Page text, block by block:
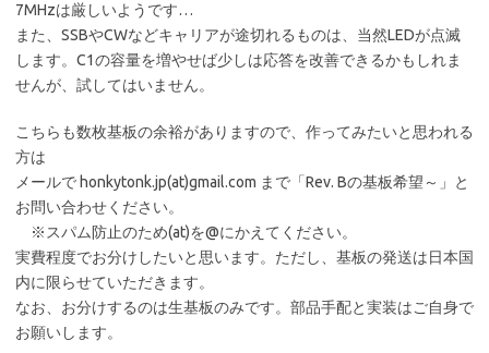
7MHzは厳しいようです…
また、SSBやCWなどキャリアが途切れるものは、当然LEDが点滅
します。C1の容量を増やせば少しは応答を改善できるかもしれま
せんが、試してはいません。
こちらも数枚基板の余裕がありますので、作ってみたいと思われる
方は
メールで honkytonk.jp(at)gmail.com まで「Rev. Bの基板希望～」と
お問い合わせください。
※スパム防止のため(at)を@にかえてください。
実費程度でお分けしたいと思います。ただし、基板の発送は日本国
内に限らせていただきます。
なお、お分けするのは生基板のみです。部品手配と実装はご自身で
お願いします。